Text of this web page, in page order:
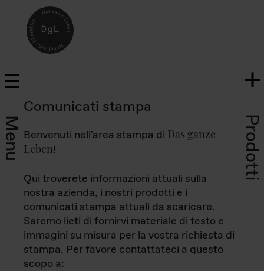
Menu Prodotti
Comunicati stampa
Benvenuti nell'area stampa di Das ganze
Leben!
Qui troverete informazioni attuali sulla
nostra azienda, i nostri prodotti e i
comunicati stampa attuali da scaricare.
Saremo lieti di fornirvi materiale di testo e
immagini su misura per la vostra richiesta di
stampa. Per favore contattateci a questo
scopo a: